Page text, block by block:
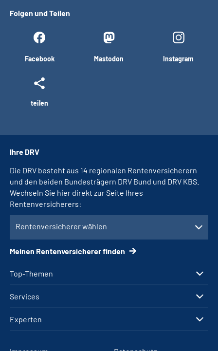
Folgen und Teilen
Facebook Mastodon Instagram
teilen
Top-Themen
Services
Experten
Ihre DRV
Die DRV besteht aus 14 regionalen Rentenversicherern
und den beiden Bundesträgern DRV Bund und DRV KBS.
Wechseln Sie hier direkt zur Seite Ihres
Rentenversicherers:
Rentenversicherer wählen
Meinen Rentenversicherer finden